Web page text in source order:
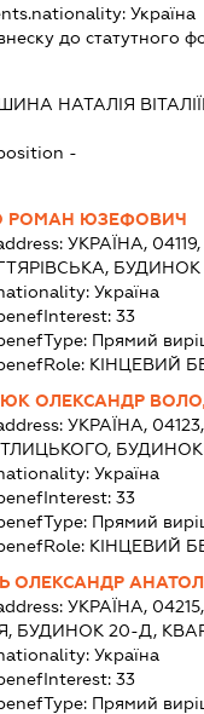
Україна
до статутного
НАТАЛІЯ
-
РОМАН ЮЗЕФОВИЧ
УКРАЇНА,
Україна
33
Прямий
КІНЦЕВИЙ
ОЛЕКСАНДР
УКРАЇНА,
БУДИНОК
Україна
33
Прямий
КІНЦЕВИЙ
ОЛЕКСАНДР
УКРАЇНА,
БУДИНОК 20-Д,
Україна
33
Прямий